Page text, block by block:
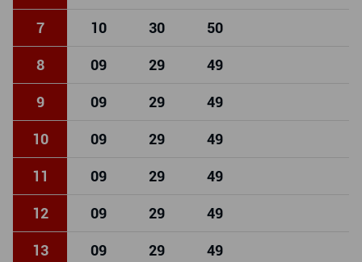
7 10 30 50
8 09 29 49
9 09 29 49
10 09 29 49
11 09 29 49
12 09 29 49
13 09 29 49